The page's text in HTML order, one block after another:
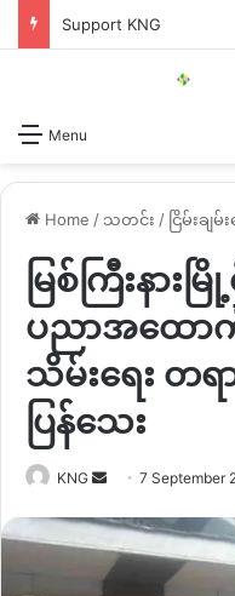
Support KNG
Menu
Home / သတင်း / ငြိမ်းချမ်
မြစ်ကြီးနား
ပညာအထော
သိမ်းရေး တရ
ပြန်သေး
KNG
Send
email
7 September